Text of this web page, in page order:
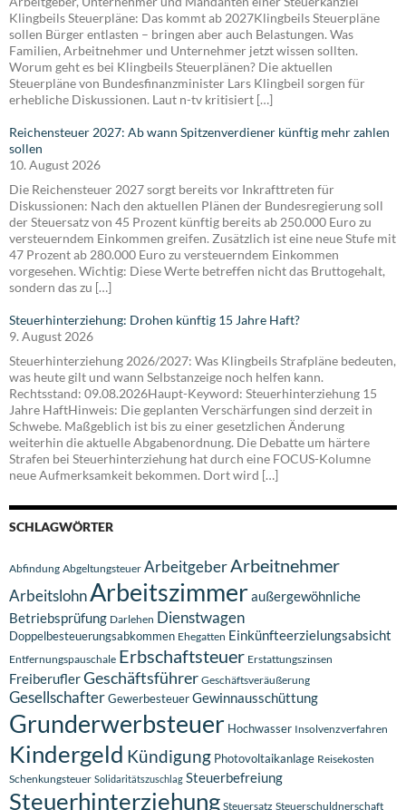
Klingbeils Steuerpläne: Das kommt ab 2027Klingbeils Steuerpläne
sollen Bürger entlasten – bringen aber auch Belastungen. Was
Familien, Arbeitnehmer und Unternehmer jetzt wissen sollten.
Worum geht es bei Klingbeils Steuerplänen? Die aktuellen
Steuerpläne von Bundesfinanzminister Lars Klingbeil sorgen für
erhebliche Diskussionen. Laut n-tv kritisiert […]
Reichensteuer 2027: Ab wann Spitzenverdiener künftig mehr zahlen
sollen
10. August 2026
Die Reichensteuer 2027 sorgt bereits vor Inkrafttreten für
Diskussionen: Nach den aktuellen Plänen der Bundesregierung soll
der Steuersatz von 45 Prozent künftig bereits ab 250.000 Euro zu
versteuerndem Einkommen greifen. Zusätzlich ist eine neue Stufe mit
47 Prozent ab 280.000 Euro zu versteuerndem Einkommen
vorgesehen. Wichtig: Diese Werte betreffen nicht das Bruttogehalt,
sondern das zu […]
Steuerhinterziehung: Drohen künftig 15 Jahre Haft?
9. August 2026
Steuerhinterziehung 2026/2027: Was Klingbeils Strafpläne bedeuten,
was heute gilt und wann Selbstanzeige noch helfen kann.
Rechtsstand: 09.08.2026Haupt-Keyword: Steuerhinterziehung 15
Jahre HaftHinweis: Die geplanten Verschärfungen sind derzeit in
Schwebe. Maßgeblich ist bis zu einer gesetzlichen Änderung
weiterhin die aktuelle Abgabenordnung. Die Debatte um härtere
Strafen bei Steuerhinterziehung hat durch eine FOCUS-Kolumne
neue Aufmerksamkeit bekommen. Dort wird […]
SCHLAGWÖRTER
Abfindung Abgeltungsteuer ArbeitgeberArbeitnehmer
ArbeitslohnArbeitszimmeraußergewöhnliche
Betriebsprüfung Darlehen Dienstwagen
Doppelbesteuerungsabkommen Ehegatten Einkünfteerzielungsabsicht
Entfernungspauschale Erbschaftsteuer Erstattungszinsen
FreiberuflerGeschäftsführer Geschäftsveräußerung
GesellschafterGewerbesteuerGewinnausschüttung
Grunderwerbsteuer Hochwasser Insolvenzverfahren
Kindergeld Kündigung Photovoltaikanlage Reisekosten
Schenkungsteuer Solidaritätszuschlag Steuerbefreiung
Steuerhinterziehung Steuersatz Steuerschuldnerschaft